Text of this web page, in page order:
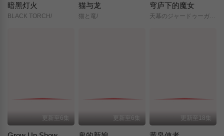
暗黑灯火
BLACK TORCH/
猫与龙
猫と竜/
穹庐下的魔女
天幕のジャードゥーガル/
更新至6集 更新至6集 更新至18集